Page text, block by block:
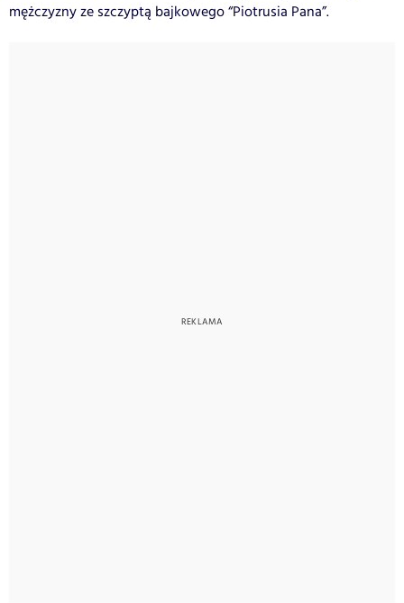
mężczyzny ze szczyptą bajkowego “Piotrusia Pana”.